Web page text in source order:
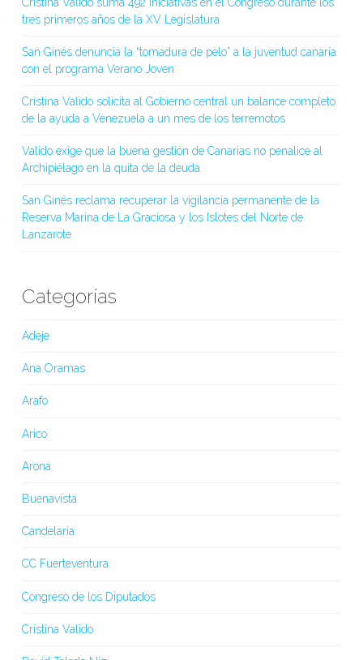
tres primeros años de la XV Legislatura
San Ginés denuncia la “tomadura de pelo” a la juventud canaria
con el programa Verano Joven
Cristina Valido solicita al Gobierno central un balance completo
de la ayuda a Venezuela a un mes de los terremotos
Valido exige que la buena gestión de Canarias no penalice al
Archipiélago en la quita de la deuda
San Ginés reclama recuperar la vigilancia permanente de la
Reserva Marina de La Graciosa y los Islotes del Norte de
Lanzarote
Categorías
Adeje
Ana Oramas
Arafo
Arico
Arona
Buenavista
Candelaria
CC Fuerteventura
Congreso de los Diputados
Cristina Valido